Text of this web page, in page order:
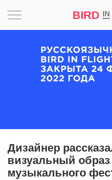
BIRD IN
Дизайнер
визуальный образ
музыкального